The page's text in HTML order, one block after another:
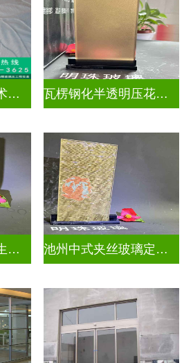
西关满洲窗压花艺术玻璃门窗 瓦楞钢化半透明压花玻璃
泸州欧式夹丝玻璃生产厂家地址 池州中式夹丝玻璃定做厂